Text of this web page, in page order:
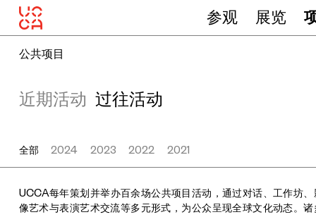
参观 展览
公共项目
近期活动 过往活动
全部 2024 2023 2022 2021
UCCA每年策划并举办百余场公共项目活动，通过对话、工作坊、
像艺术与表演艺术交流等多元形式，为公众呈现全球文化动态。诸